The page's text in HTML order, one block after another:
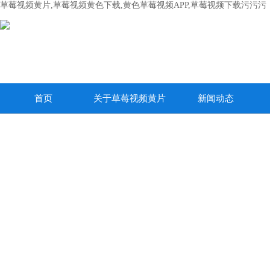
草莓视频黄片,草莓视频黄色下载,黄色草莓视频APP,草莓视频下载污污污
首页 关于草莓视频黄片 新闻动态